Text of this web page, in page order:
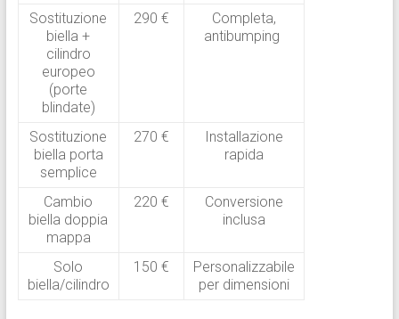
Sostituzione
biella +
cilindro
europeo
(porte
blindate)
290 €
Completa,
antibumping
Sostituzione
biella porta
semplice
270 €
Installazione
rapida
Cambio
biella doppia
mappa
220 €
Conversione
inclusa
Solo
biella/cilindro
150 €
Personalizzabile
per dimensioni